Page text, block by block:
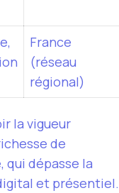
France
(réseau
régional)
la vigueur
de
qui dépasse la
et présentiel.